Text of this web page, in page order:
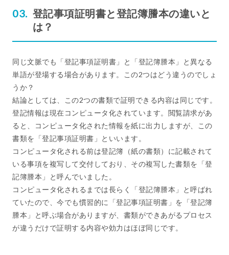
登記事項証明書と登記簿謄本の違いと
は？
同じ文脈でも「登記事項証明書」と「登記簿謄本」と異なる
単語が登場する場合があります。この2つはどう違うのでしょ
うか？
結論としては、この2つの書類で証明できる内容は同じです。
登記情報は現在コンピュータ化されています。閲覧請求があ
ると、コンピュータ化された情報を紙に出力しますが、この
書類を「登記事項証明書」といいます。
コンピュータ化される前は登記簿（紙の書類）に記載されて
いる事項を複写して交付しており、その複写した書類を「登
記簿謄本」と呼んでいました。
コンピュータ化されるまでは長らく「登記簿謄本」と呼ばれ
ていたので、今でも慣習的に「登記事項証明書」を「登記簿
謄本」と呼ぶ場合がありますが、書類ができあがるプロセス
が違うだけで証明する内容や効力はほぼ同じです。